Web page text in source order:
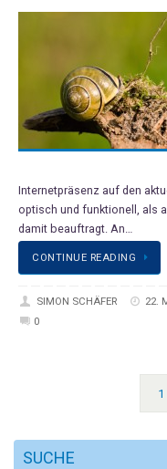
Internetpräsenz auf den
optisch und funktionell, als
damit beauftragt. An…
CONTINUE READING
SIMON SCHÄFER 22.
0
1
SUCHE